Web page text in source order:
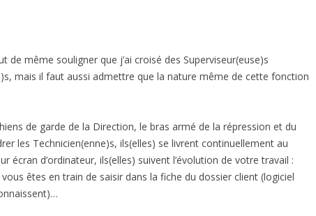
même souligner que j’ai croisé des Superviseur(euse)s
mais il faut aussi admettre que la nature même de cette fonction
de garde de la Direction, le bras armé de la répression et du
les Technicien(enne)s, ils(elles) se livrent continuellement au
écran d’ordinateur, ils(elles) suivent l’évolution de votre travail :
êtes en train de saisir dans la fiche du dossier client (logiciel